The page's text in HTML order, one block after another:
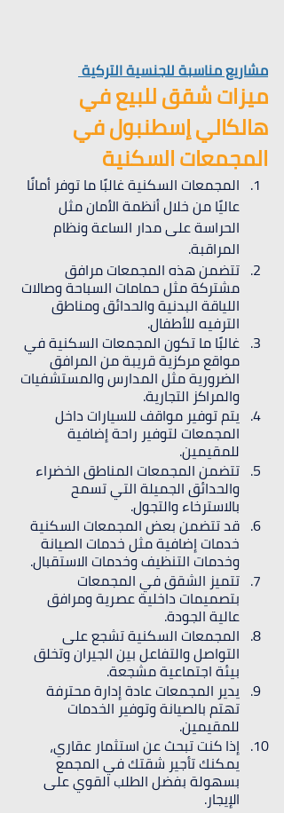
مشاريع مناسبة للجنسية التركية
ميزات شقق للبيع في
هالكالي إسطنبول في
المجمعات السكنية
المجمعات السكنية غالبًا ما توفر أمانًا
عاليًا من خلال أنظمة الأمان مثل
الحراسة على مدار الساعة ونظام
المراقبة.
تتضمن هذه المجمعات مرافق
مشتركة مثل حمامات السباحة وصالات
اللياقة البدنية والحدائق ومناطق
الترفيه للأطفال.
غالبًا ما تكون المجمعات السكنية في
مواقع مركزية قريبة من المرافق
الضرورية مثل المدارس والمستشفيات
والمراكز التجارية.
يتم توفير مواقف للسيارات داخل
المجمعات لتوفير راحة إضافية
للمقيمين.
تتضمن المجمعات المناطق الخضراء
والحدائق الجميلة التي تسمح
بالاسترخاء والتجول.
قد تتضمن بعض المجمعات السكنية
خدمات إضافية مثل خدمات الصيانة
وخدمات التنظيف وخدمات الاستقبال.
تتميز الشقق في المجمعات
بتصميمات داخلية عصرية ومرافق
عالية الجودة.
المجمعات السكنية تشجع على
التواصل والتفاعل بين الجيران وتخلق
بيئة اجتماعية مشجعة.
يدير المجمعات عادة إدارة محترفة
تهتم بالصيانة وتوفير الخدمات
للمقيمين.
إذا كنت تبحث عن استثمار عقاري،
يمكنك تأجير شقتك في المجمع
بسهولة بفضل الطلب القوي على
الإيجار.